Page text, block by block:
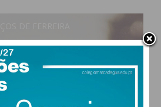
52% humidade
vento: 4m/s O